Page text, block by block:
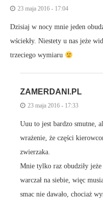
23 maja 2016 - 17:04
Dzisiaj w nocy mnie jeden
wściekły. Niestety u nas jeże
trzeciego wymiaru
ZAMERDANI.PL
23 maja 2016 - 17:33
Uuu to jest bardzo smutne,
wrażenie, że części
zwierzaka.
Mnie tylko raz obudziły
warczał na siebie, więc
smac nie dawało, chociaż